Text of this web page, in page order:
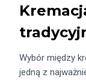
Wybór między
jedną z